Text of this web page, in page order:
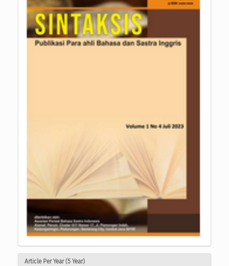
Article Per Year (5 Year)